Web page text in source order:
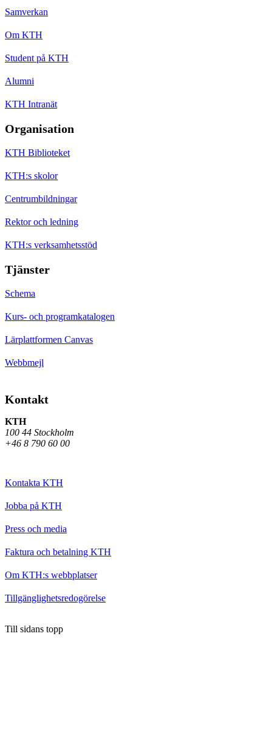
Samverkan
Om KTH
Student på KTH
Alumni
KTH Intranät
Organisation
KTH Biblioteket
KTH:s skolor
Centrumbildningar
Rektor och ledning
KTH:s verksamhetsstöd
Tjänster
Schema
Kurs- och programkatalogen
Lärplattformen Canvas
Webbmejl
Kontakt
KTH
100 44 Stockholm
+46 8 790 60 00
Kontakta KTH
Jobba på KTH
Press och media
Faktura och betalning KTH
Om KTH:s webbplatser
Tillgänglighetsredogörelse
Till sidans topp